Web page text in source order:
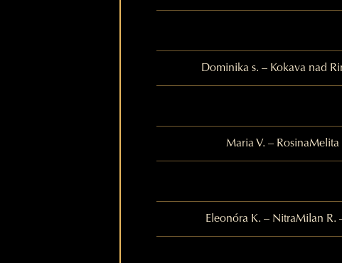
Dominika s. – Kokava nad
Maria V. – RosinaMelita
Eleonóra K. – NitraMilan R.